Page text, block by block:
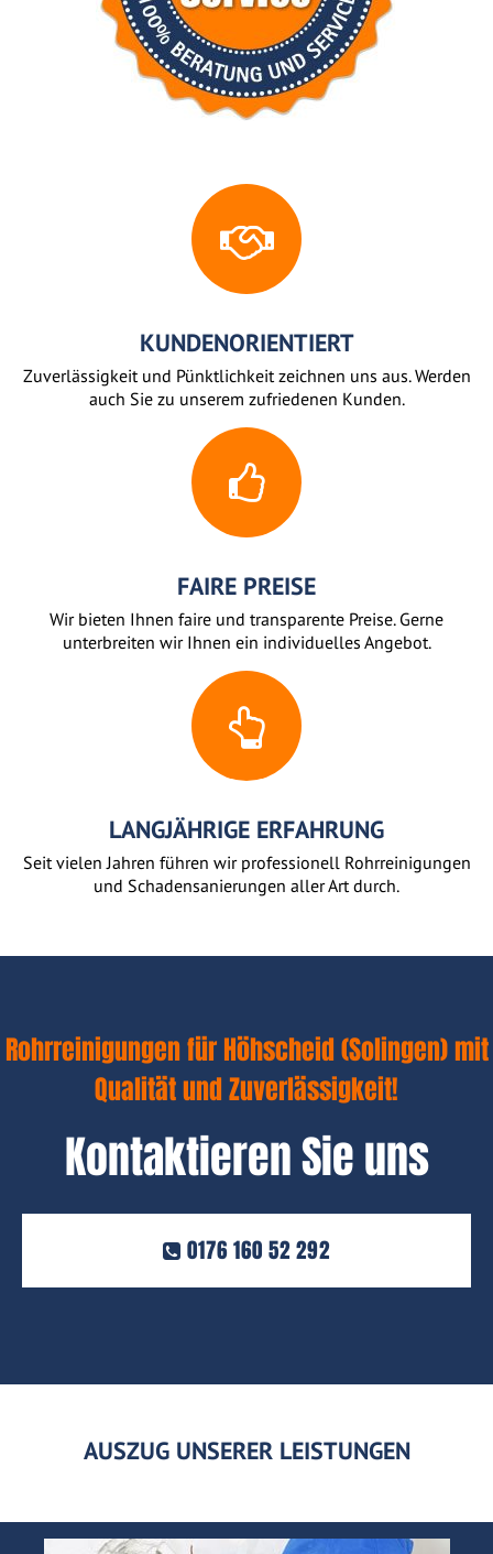
KUNDENORIENTIERT
Zuverlässigkeit und Pünktlichkeit zeichnen uns aus. Werden
auch Sie zu unserem zufriedenen Kunden.
FAIRE PREISE
Wir bieten Ihnen faire und transparente Preise. Gerne
unterbreiten wir Ihnen ein individuelles Angebot.
LANGJÄHRIGE ERFAHRUNG
Seit vielen Jahren führen wir professionell Rohrreinigungen
und Schadensanierungen aller Art durch.
Rohrreinigungen für Höhscheid (Solingen) mit
Qualität und Zuverlässigkeit!
Kontaktieren Sie uns
0176 160 52 292
AUSZUG UNSERER LEISTUNGEN